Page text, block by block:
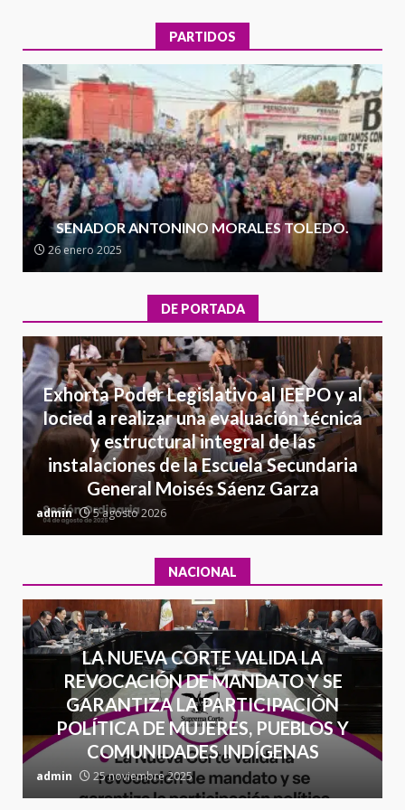
4
Encuentro de Ariadna Montiel
con el Gobernador Salomón Jara
Cruz reafirma la consolidación
de la transformación en
territorio oaxaqueño
30 julio 2026
5
Secretaría de Gobierno refuerza
presencia institucional en San
Juan Mazatlán
20 julio 2026
6
Sanciona Municipio de Oaxaca
de Juárez caso de maltrato
animal tras denuncia ciudadana
16 julio 2026
Detienen a Ernesto Ruffo en Baja
California; FGR lo investiga por
presuntos delitos de
delincuencia organizada y
contrabando
16 julio 2026
PARTIDOS
SENADOR ANTONINO MORALES TOLEDO.
26 enero 2025
DE PORTADA
Exhorta Poder Legislativo al IEEPO y al
Iocied a realizar una evaluación técnica
y estructural integral de las
instalaciones de la Escuela Secundaria
General Moisés Sáenz Garza
admin 5 agosto 2026
NACIONAL
LA NUEVA CORTE VALIDA LA
REVOCACIÓN DE MANDATO Y SE
GARANTIZA LA PARTICIPACIÓN
POLÍTICA DE MUJERES, PUEBLOS Y
COMUNIDADES INDÍGENAS
admin 25 noviembre 2025